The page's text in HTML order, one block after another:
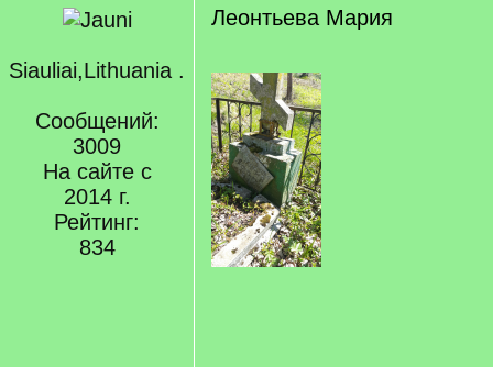
Siauliai,Lithuania .
Сообщений:
3009
На сайте с
2014 г.
Рейтинг:
834
Леонтьева Мария